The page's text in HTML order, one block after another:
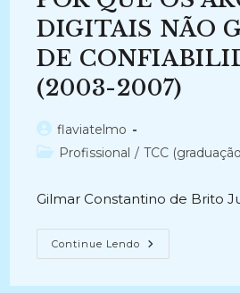
Documentos
Digitais
(2007-
2013)
DIGITAIS NÃO
DE
(2003-2007)
Autor
do
flaviatelmo
Categoria
Profissional / TCC
Gilmar Constantino de Brito
Continue Lendo POR
QUE